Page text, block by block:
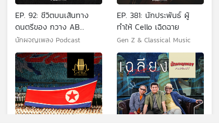
EP. 92: ชีวิตบนเส้นทาง
ดนตรีของ กวาง AB
Normal และ แทน Ultra
Chuadz
นักผจญเพลง Podcast
EP. 381: นักประพันธ์ ผู้
ทำให้ Cello เฉิดฉาย
Gen Z & Classical Music